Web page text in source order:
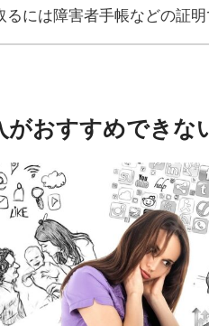
るには障害者手帳などの証
がおすすめできな